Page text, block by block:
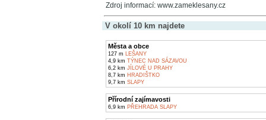
Zdroj informací: www.zameklesany.cz
V okolí 10 km najdete
Města a obce
127 m LEŠANY
4,9 km TÝNEC NAD SÁZAVOU
6,2 km JÍLOVÉ U PRAHY
8,7 km HRADIŠTKO
9,7 km SLAPY
Přírodní zajímavosti
6,9 km PŘEHRADA SLAPY